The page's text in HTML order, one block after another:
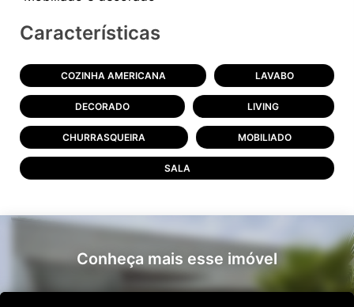
Características
COZINHA AMERICANA LAVABO
DECORADO LIVING
CHURRASQUEIRA MOBILIADO
SALA
Conheça mais esse imóvel